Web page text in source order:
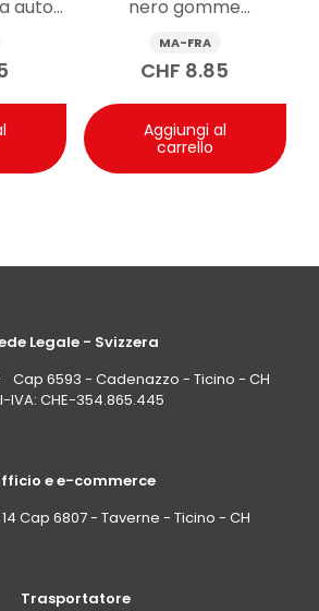
precauzioni di sicurezza
casco come Ma-Fra
non vaporizzare su fiamme
non perforare né bruciare
dai raggi solari e non
superiori a 50°C/122°F. Tenere
auto 1
nero gomme
rinnovante spray
500ml
MA-FRA
CHF 8.85
Aggiungi al
carrello
Legale - Svizzera
Cap 6593 - Cadenazzo - Ticino - CH
IVA: CHE-354.865.445
e e-commerce
Cap 6807 - Taverne - Ticino - CH
Trasportatore